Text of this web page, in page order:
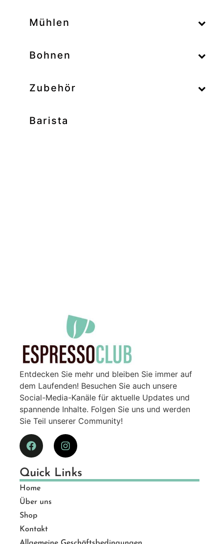
Mühlen
–
Bohnen
–
Zubehör
Barista
Entdecken Sie mehr und bleiben Sie immer auf
dem Laufenden! Besuchen Sie auch unsere
Social-Media-Kanäle für aktuelle Updates und
spannende Inhalte. Folgen Sie uns und werden
Sie Teil unserer Community!
Quick Links
Home
Über uns
Shop
Kontakt